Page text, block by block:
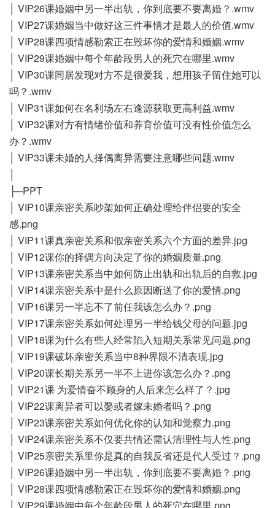
│ VIP26课婚姻中另一半出轨，你到底要不要离婚？.wmv
│ VIP27课婚姻当中做好这三件事情才是最人的价值.wmv
│ VIP28课四项情感勒索正在毁坏你的爱情和婚姻.wmv
│ VIP29课婚姻中每个年龄段男人的死穴在哪里.wmv
│ VIP30课同居发现对方不是很爱我，想用孩子留住她可以
吗？.wmv
│ VIP31课如何在名利场左右逢源获取更高利益.wmv
│ VIP32课对方有情绪价值和养育价值可没有性价值怎么
办？.wmv
│ VIP33课未婚的人择偶离异需要注意哪些问题.wmv
├─PPT
│ VIP10课亲密关系吵架如何正确处理给伴侣要的安全
感.png
│ VIP11课真亲密关系和假亲密关系六个方面的差异.jpg
│ VIP12课你的择偶方向决定了你的婚姻质量.png
│ VIP13课亲密关系当中如何防止出轨和出轨后的自救.jpg
│ VIP14课亲密关系中是什么原因断送了你的爱情.png
│ VIP16课另一半忘不了前任我该怎么办？.png
│ VIP17课亲密关系如何处理另一半给钱父母的问题.jpg
│ VIP18课为什么有些人经常陷入短期关系常见问题.png
│ VIP19课破坏亲密关系当中8种界限不清表现.jpg
│ VIP20课长期关系另一半不上进你该怎么办？.png
│ VIP21课 为爱情奋不顾身的人后来怎么样了？.jpg
│ VIP22课离异者可以娶或者嫁未婚者吗？.png
│ VIP23课亲密关系如何优化你的认知和觉察力.png
│ VIP24课亲密关系不仅要共情还需认清理性与人性.png
│ VIP25亲密关系里你是真的自我反省还是代人受过？.png
│ VIP26课婚姻中另一半出轨，你到底要不要离婚？.png
│ VIP28课四项情感勒索正在毁坏你的爱情和婚姻.png